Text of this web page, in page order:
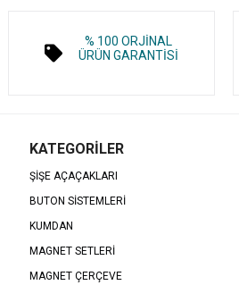
% 100 ORJİNAL
ÜRÜN GARANTİSİ
KATEGORİLER
ŞİŞE AÇAÇAKLARI
BUTON SİSTEMLERİ
KUMDAN
MAGNET SETLERİ
MAGNET ÇERÇEVE